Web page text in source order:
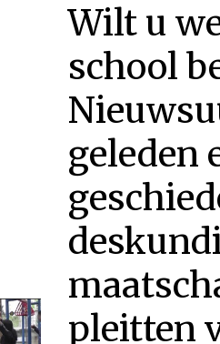
Wilt u
school
geleden
pleitten